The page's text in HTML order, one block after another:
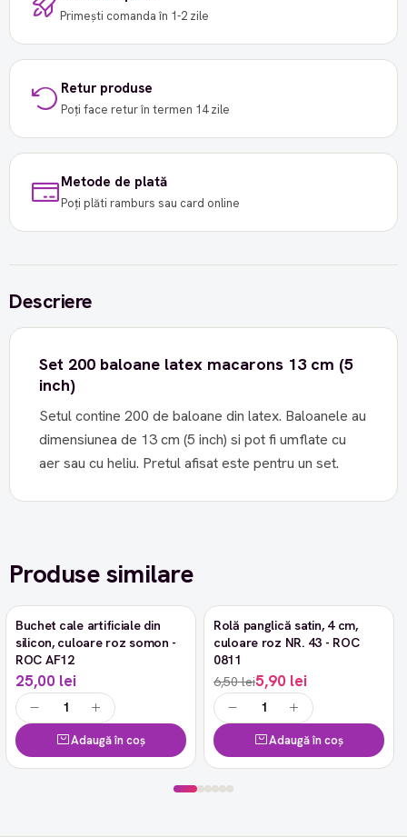
Primești comanda în 1-2 zile
Retur produse
Poți face retur în termen 14 zile
Metode de plată
Poți plăti ramburs sau card online
Descriere
Set 200 baloane latex macarons 13 cm (5
inch)
Setul contine 200 de baloane din latex. Baloanele au
dimensiunea de 13 cm (5 inch) si pot fi umflate cu
aer sau cu heliu. Pretul afisat este pentru un set.
Produse similare
Buchet cale artificiale din
silicon, culoare roz somon -
ROC AF12
25,00 lei
Adaugă în coș
-9%
Rolă panglică satin, 4 cm,
culoare roz NR. 43 - ROC
0811
6,50 lei5,90 lei
Adaugă în coș